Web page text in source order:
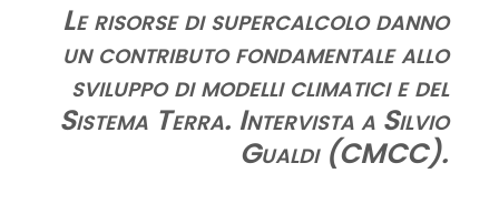
Le risorse di supercalcolo danno
un contributo fondamentale allo
sviluppo di modelli climatici e del
Sistema Terra. Intervista a Silvio
Gualdi (CMCC).